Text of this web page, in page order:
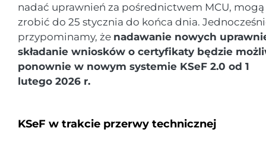
nadać uprawnień za pośrednictwem MCU,
zrobić do 25 stycznia do końca dnia.
przypominamy, że nadawanie nowych
składanie wniosków o certyfikaty będzie
ponownie w nowym systemie KSeF 2.0 od 1
lutego 2026 r.
KSeF w trakcie przerwy technicznej